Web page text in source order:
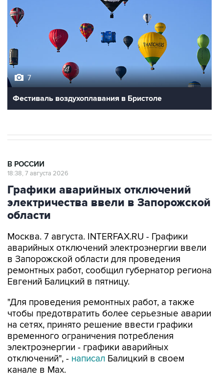
7
Фестиваль воздухоплавания в Бристоле
В РОССИИ
18:38, 7 августа 2026
Графики аварийных отключений
электричества ввели в Запорожской
области
Москва. 7 августа. INTERFAX.RU - Графики
аварийных отключений электроэнергии ввели
в Запорожской области для проведения
ремонтных работ, сообщил губернатор региона
Евгений Балицкий в пятницу.
"Для проведения ремонтных работ, а также
чтобы предотвратить более серьезные аварии
на сетях, принято решение ввести графики
временного ограничения потребления
электроэнергии - графики аварийных
отключений", - написал Балицкий в своем
канале в Max.